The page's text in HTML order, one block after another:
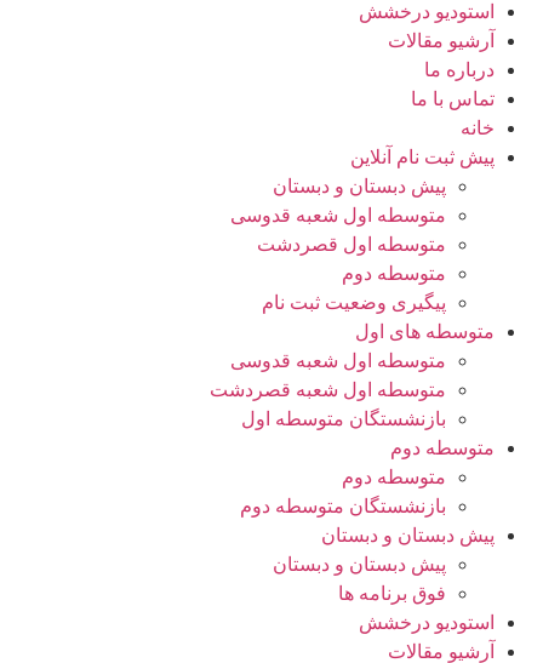
استودیو درخشش
آرشیو مقالات
درباره ما
تماس با ما
خانه
پیش ثبت نام آنلاین
پیش دبستان و دبستان
متوسطه اول شعبه قدوسی
متوسطه اول قصردشت
متوسطه دوم
پیگیری وضعیت ثبت نام
متوسطه های اول
متوسطه اول شعبه قدوسی
متوسطه اول شعبه قصردشت
بازنشستگان متوسطه اول
متوسطه دوم
متوسطه دوم
بازنشستگان متوسطه دوم
پیش دبستان و دبستان
پیش دبستان و دبستان
فوق برنامه ها
استودیو درخشش
آرشیو مقالات